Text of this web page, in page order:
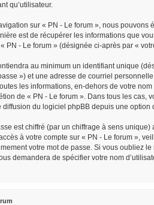
qu’utilisateur.
sur « PN - Le forum », nous
est de récupérer les informations que
« PN - Le forum » (désignée ci-après par «
au minimum un identifiant unique
») et une adresse de courriel
les informations, en-dehors de votre
de « PN - Le forum ». Dans tous les
diffusion du logiciel phpBB depuis une option
est chiffré (par un chiffrage à sens
à votre compte sur « PN - Le forum »,
votre mot de passe. Si vous oubliez
demandera de spécifier votre nom